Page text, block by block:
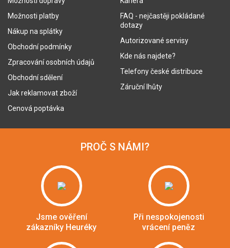
Možnosti platby
Nákup na splátky
Obchodní podmínky
Zpracování osobních údajů
Obchodní sdělení
Jak reklamovat zboží
Cenová poptávka
FAQ - nejčastěji pokládané
dotazy
Autorizované servisy
Kde nás najdete?
Telefony české distribuce
Záruční lhůty
PROČ S NÁMI?
Jsme ověření
zákazníky Heuréky
Při nespokojenosti
vrácení peněz